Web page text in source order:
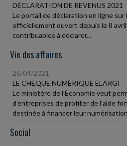
DÉCLARATION DE REVENUS 2021
Le portail de déclaration en ligne
officiellement ouvert depuis le 8
contribuables à déclarer...
Vie des affaires
26/04/2021
LE CHÈQUE NUMÉRIQUE ÉLARGI
Le ministère de l'Économie veut
d'entreprises de profiter de l'aide
destinée à financer leur
Social